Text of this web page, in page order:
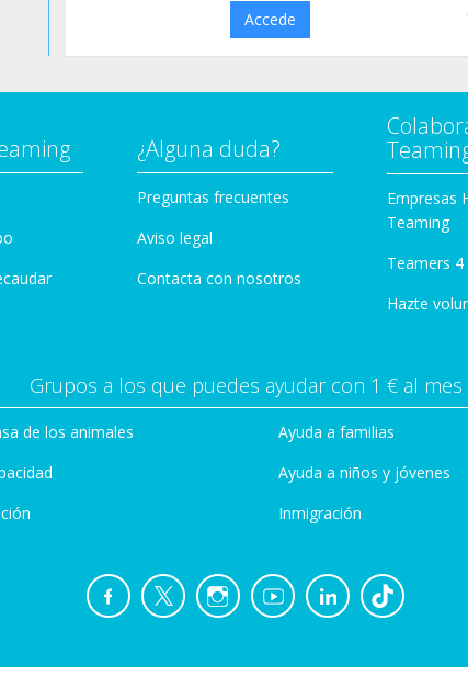
Accede
¿Alguna duda?
Preguntas frecuentes
Aviso legal
Contacta con nosotros
Empresas
Teaming
Teamers
Hazte
Grupos a los que puedes ayudar con 1 € al mes
de los animales
Ayuda a familias
Ayuda a niños y jóvenes
Inmigración